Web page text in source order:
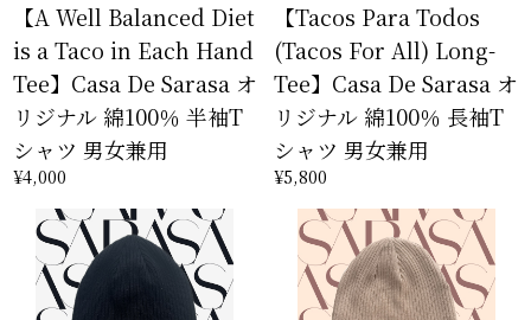
【A Well Balanced Diet
is a Taco in Each Hand
Tee】Casa De Sarasa オ
リジナル 綿100％ 半袖T
シャツ 男女兼用
¥4,000
【Tacos Para Todos
(Tacos For All) Long-
Tee】Casa De Sarasa オ
リジナル 綿100％ 長袖T
シャツ 男女兼用
¥5,800